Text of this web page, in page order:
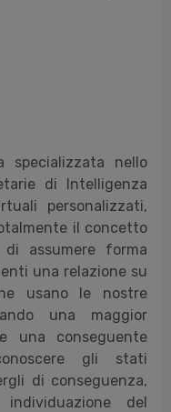
specializzata nello
di Intelligenza
personalizzati,
il concetto
assumere forma
una relazione su
usano le nostre
una maggior
una conseguente
gli stati
di conseguenza,
del